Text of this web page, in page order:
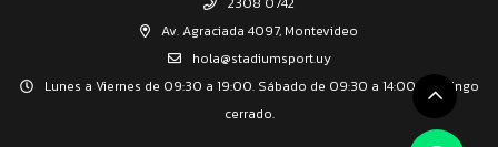
Av. Agraciada 4097, Montevideo
hola@stadiumsport.uy
Lunes a Viernes de 09:30 a 19:00. Sábado de 09:30 a 14:00. Domingo
cerrado.